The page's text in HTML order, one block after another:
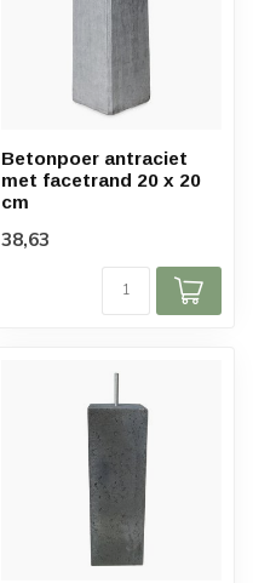
Betonpoer antraciet
met facetrand 20 x 20
cm
38,63